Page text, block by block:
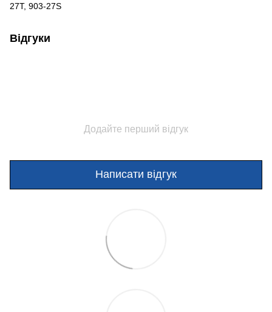
27Т, 903-27S
Відгуки
Додайте перший відгук
Написати відгук